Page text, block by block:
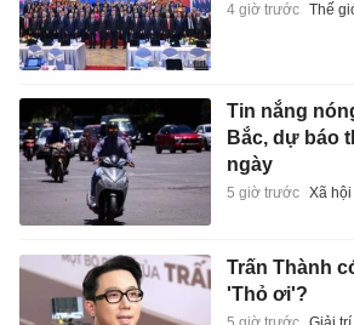
4 giờ trước Thế
Tin nắng
Bắc, dự báo
ngày
5 giờ trước Xã hội
Trấn Thành
'Thỏ ơi'?